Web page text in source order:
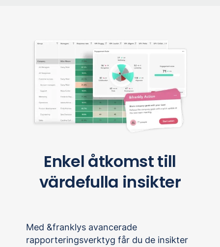
Enkel åtkomst till
värdefulla insikter
Med &franklys avancerade
rapporteringsverktyg får du de insikter